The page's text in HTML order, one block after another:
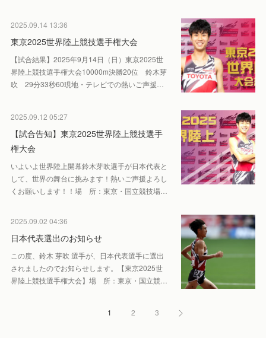
2025.09.14 13:36
東京2025世界陸上競技選手権大会
【試合結果】2025年9月14日（日）東京2025世
界陸上競技選手権大会10000m決勝20位 鈴木芽
吹 29分33秒60現地・テレビでの熱いご声援…
2025.09.12 05:27
【試合告知】東京2025世界陸上競技選手
権大会
いよいよ世界陸上開幕鈴木芽吹選手が日本代表と
して、世界の舞台に挑みます！熱いご声援よろし
くお願いします！！場 所：東京・国立競技場…
2025.09.02 04:36
日本代表選出のお知らせ
この度、鈴木 芽吹 選手が、日本代表選手に選出
されましたのでお知らせします。【東京2025世
界陸上競技選手権大会】場 所：東京・国立競…
1 2 3